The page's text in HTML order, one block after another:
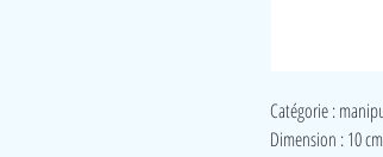
Catégorie :
Dimension : 10 cm